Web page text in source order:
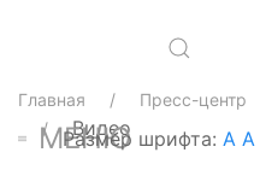
МЕНЮ
Размер шрифта: A A
Главная Пресс-центр
Видео